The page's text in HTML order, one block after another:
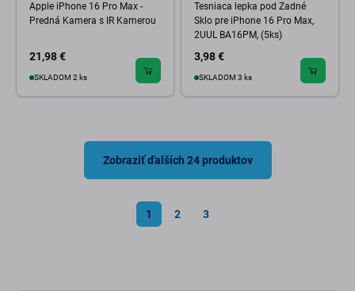
Apple iPhone 16 Pro Max -
Predná Kamera s IR Kamerou
21,98 €
SKLADOM 2 ks
Tesniaca lepka pod Zadné
Sklo pre iPhone 16 Pro Max,
2UUL BA16PM, (5ks)
3,98 €
SKLADOM 3 ks
Zobraziť ďalších 24 produktov
1 2 3